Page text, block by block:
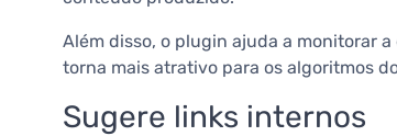
Além disso, o plugin ajuda a monitorar
torna mais atrativo para os algoritmos
Sugere links internos